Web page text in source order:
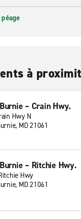
à
– Crain Hwy.
Hwy N
MD 21061
– Ritchie Hwy.
Hwy
MD 21061